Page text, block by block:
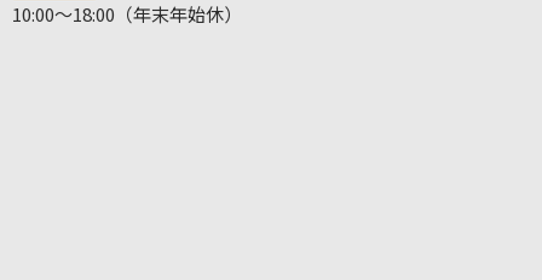
10:00～18:00（年末年始休）